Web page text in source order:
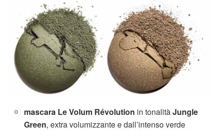
mascara Le Volum Révolution in tonalitàJungle
Green, extra volumizzante e dall’intenso verde